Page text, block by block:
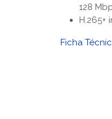
128
H.265+
Ficha